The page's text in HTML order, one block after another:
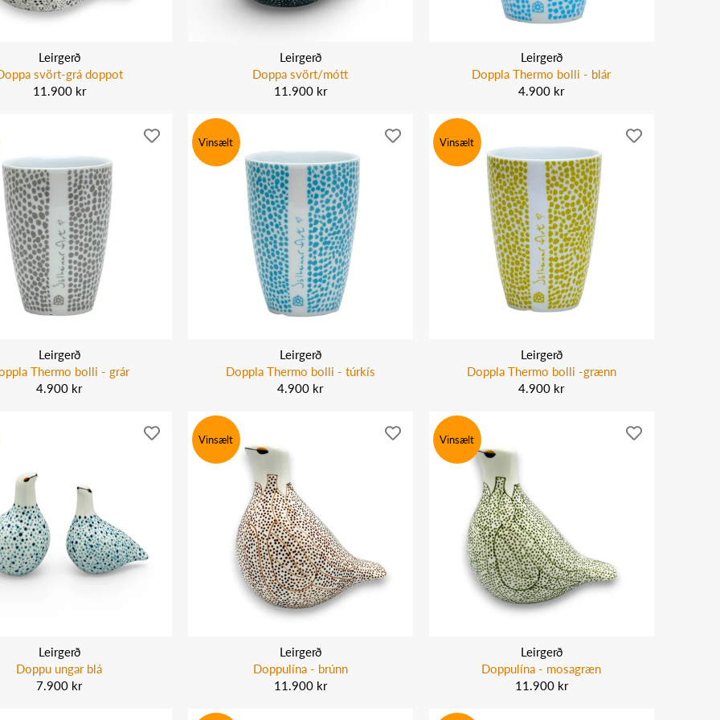
Leirgerð
svört-grá doppot
11.900 kr
Leirgerð
Doppa svört/mótt
11.900 kr
Leirgerð
Doppla Thermo bolli - blár
4.900 kr
Leirgerð
Thermo bolli - grár
4.900 kr
Vinsælt
Leirgerð
Doppla Thermo bolli - túrkís
4.900 kr
Vinsælt
Leirgerð
Doppla Thermo bolli -grænn
4.900 kr
Leirgerð
Doppu ungar blá
7.900 kr
Vinsælt
Leirgerð
Doppulína - brúnn
11.900 kr
Vinsælt
Leirgerð
Doppulína - mosagræn
11.900 kr